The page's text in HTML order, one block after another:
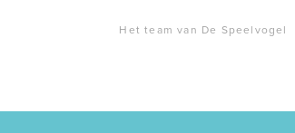
Het team van De Speelvogel